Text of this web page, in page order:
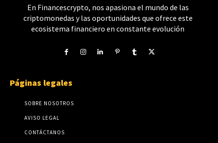
En Financescrypto, nos apasiona el mundo de las
criptomonedas y las oportunidades que ofrece este
ecosistema financiero en constante evolución
Páginas legales
SOBRE NOSOTROS
AVISO LEGAL
CONTÁCTANOS